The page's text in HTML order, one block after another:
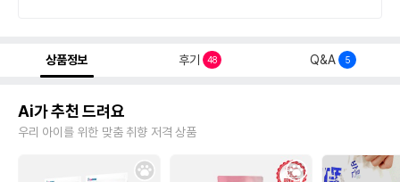
상품정보 후기 48 Q&A 5
Ai가 추천 드려요
우리 아이를 위한 맞춤 취향 저격 상품